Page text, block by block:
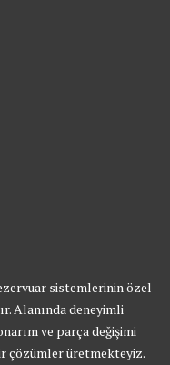
sistemlerinin özel
Alanında deneyimli
ve parça değişimi
çözümler üretmekteyiz.